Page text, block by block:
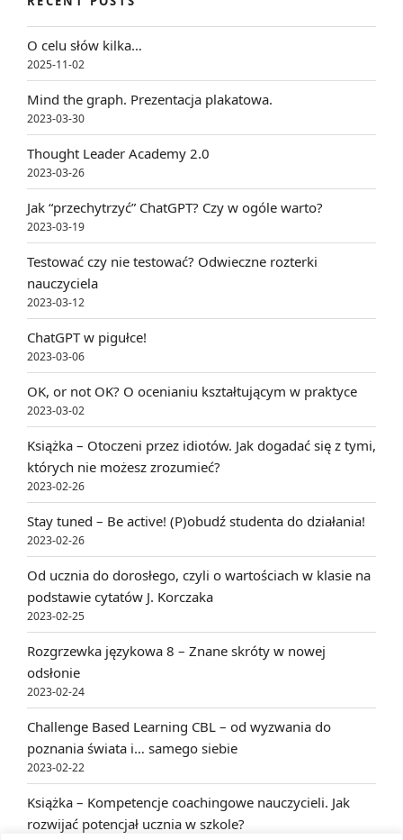
O celu słów kilka…
2025-11-02
Mind the graph. Prezentacja plakatowa.
2023-03-30
Thought Leader Academy 2.0
2023-03-26
Jak “przechytrzyć” ChatGPT? Czy w ogóle warto?
2023-03-19
Testować czy nie testować? Odwieczne rozterki
nauczyciela
2023-03-12
ChatGPT w pigułce!
2023-03-06
OK, or not OK? O ocenianiu kształtującym w praktyce
2023-03-02
Książka – Otoczeni przez idiotów. Jak dogadać się z tymi,
których nie możesz zrozumieć?
2023-02-26
Stay tuned – Be active! (P)obudź studenta do działania!
2023-02-26
Od ucznia do dorosłego, czyli o wartościach w klasie na
podstawie cytatów J. Korczaka
2023-02-25
Rozgrzewka językowa 8 – Znane skróty w nowej
odsłonie
2023-02-24
Challenge Based Learning CBL – od wyzwania do
poznania świata i… samego siebie
2023-02-22
Książka – Kompetencje coachingowe nauczycieli. Jak
rozwijać potencjał ucznia w szkole?